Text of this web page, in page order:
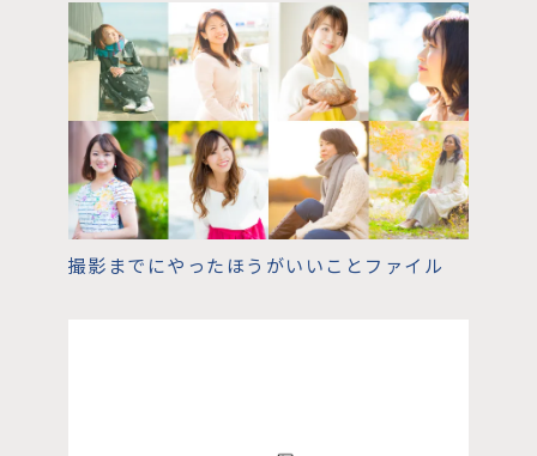
撮影までにやったほうがいいことファイル